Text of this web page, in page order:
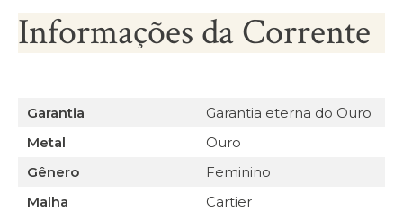
Informações da Corrente
Garantia
Garantia eterna do Ouro
Metal
Ouro
Gênero
Feminino
Malha
Cartier